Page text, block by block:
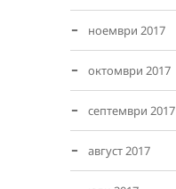
ноември 2017
октомври 2017
септември 2017
август 2017